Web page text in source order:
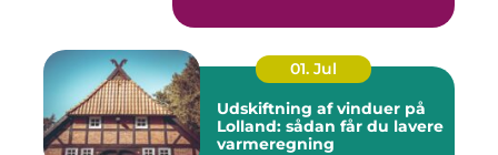
01. Jul
Udskiftning af vinduer på
Lolland: sådan får du lavere
varmeregning